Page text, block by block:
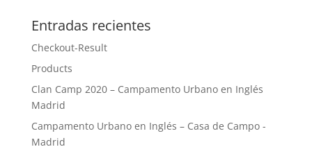
Entradas recientes
Checkout-Result
Products
Clan Camp 2020 – Campamento Urbano en Inglés
Madrid
Campamento Urbano en Inglés – Casa de Campo -
Madrid